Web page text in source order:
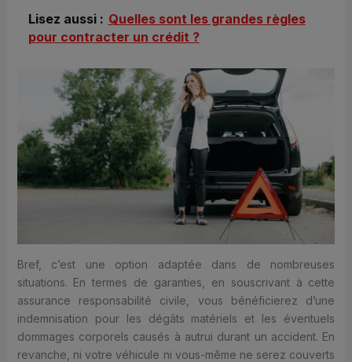
Lisez aussi : Quelles sont les grandes règles
pour contracter un crédit ?
Bref, c’est une option adaptée dans de nombreuses
situations. En termes de garanties, en souscrivant à cette
assurance responsabilité civile, vous bénéficierez d’une
indemnisation pour les dégâts matériels et les éventuels
dommages corporels causés à autrui durant un accident. En
revanche, ni votre véhicule ni vous-même ne serez couverts